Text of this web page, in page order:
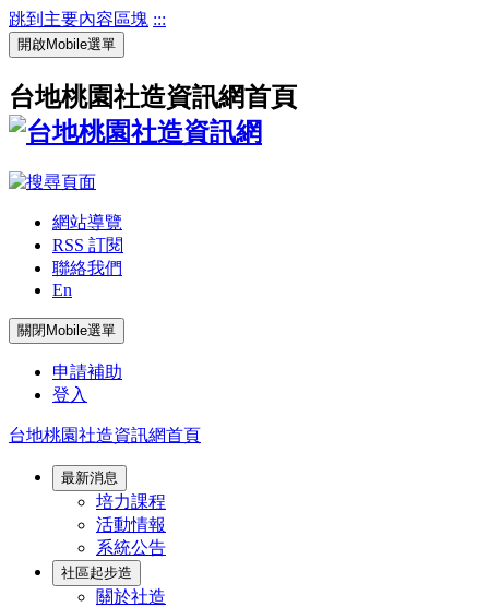
跳到主要內容區塊 :::
開啟Mobile選單
台地桃園社造資訊網首頁
網站導覽
RSS 訂閱
聯絡我們
En
關閉Mobile選單
申請補助
登入
台地桃園社造資訊網首頁
最新消息
培力課程
活動情報
系統公告
社區起步造
關於社造